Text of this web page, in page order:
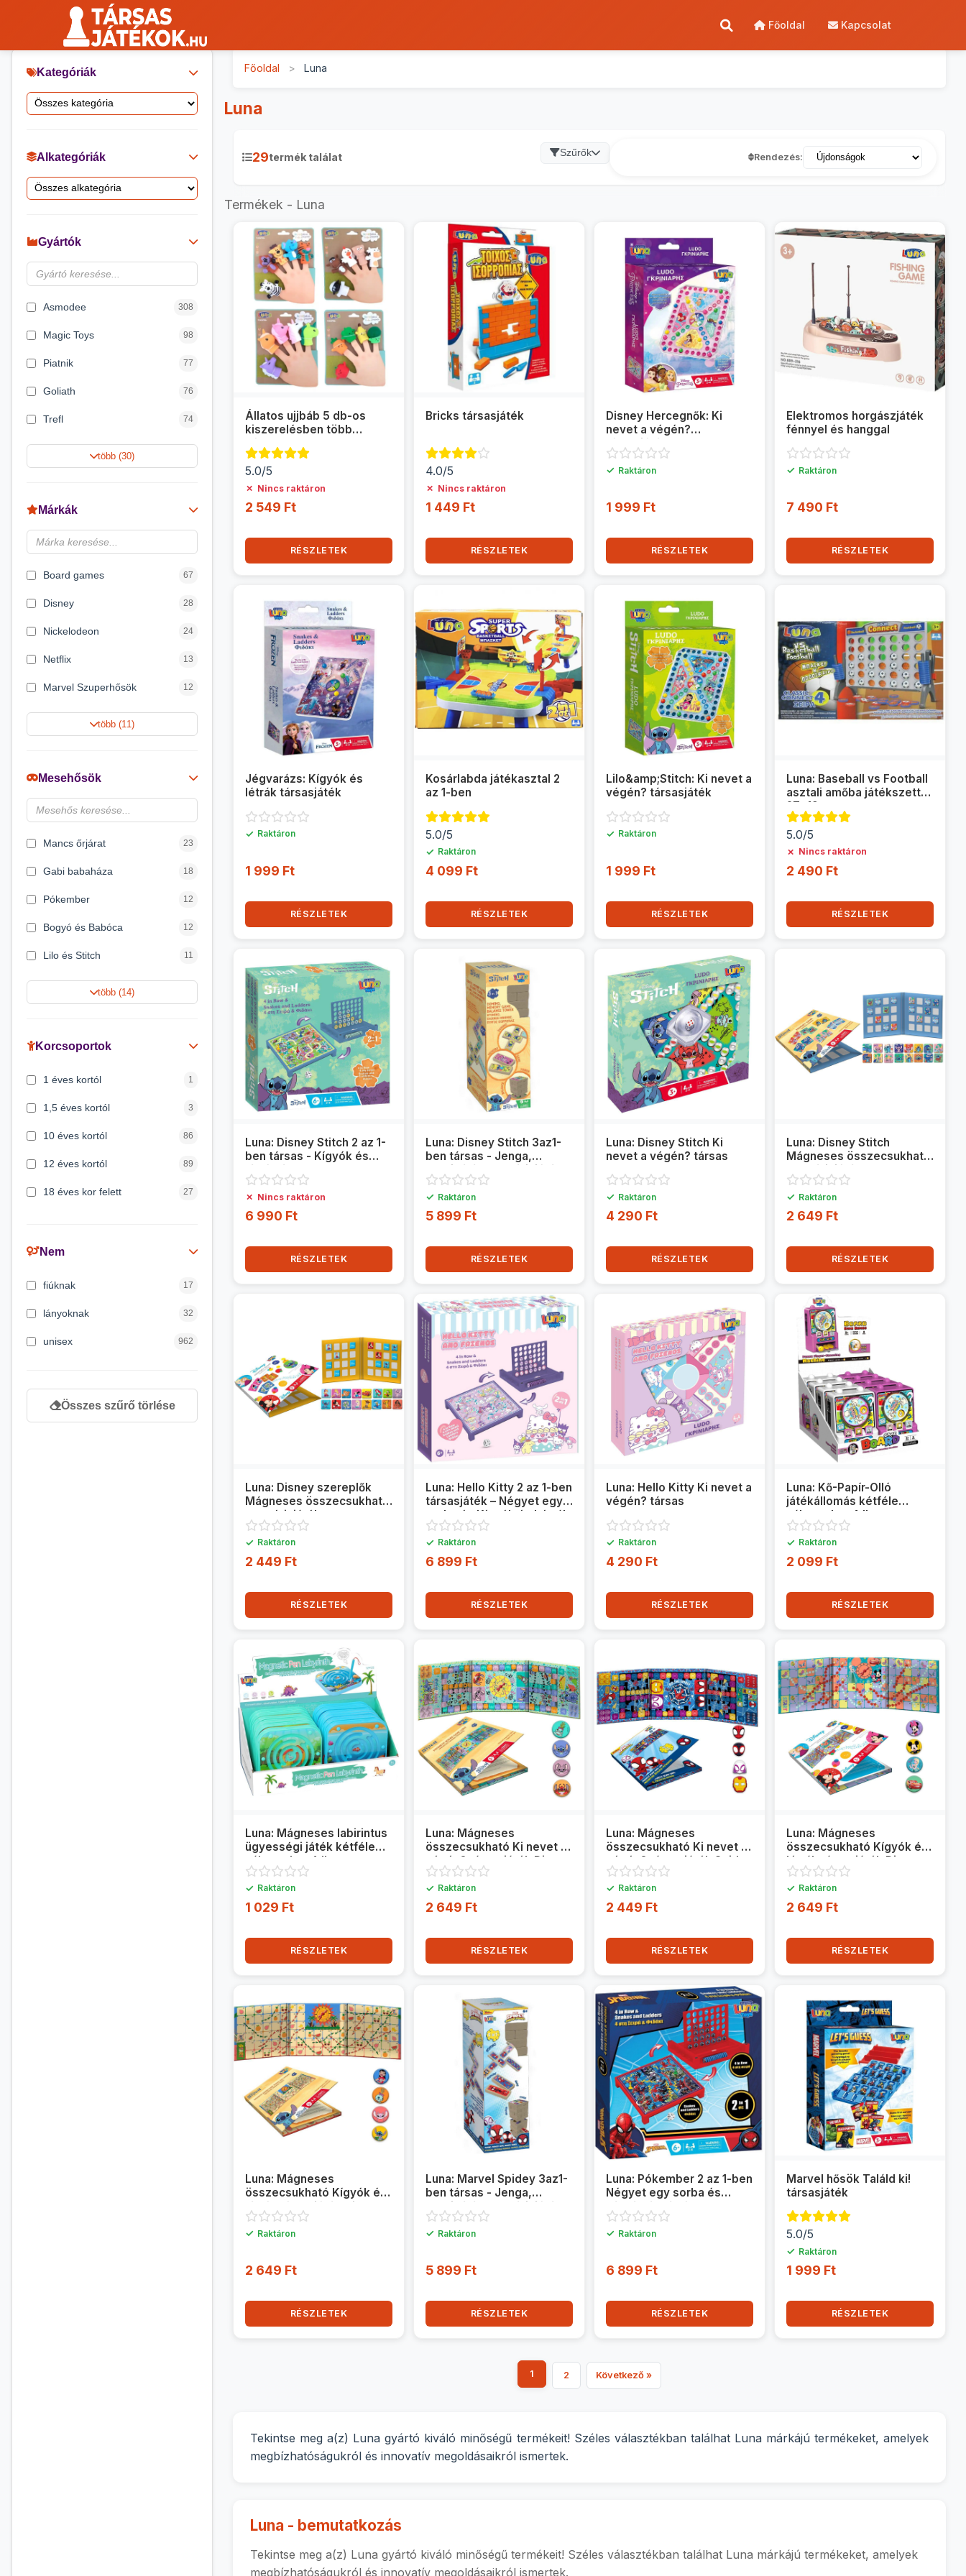
Főoldal Kapcsolat
Kategóriák
Alkategóriák
Gyártók
Asmodee 308
Magic Toys 98
Piatnik 77
Goliath 76
Trefl 74
Keller&Mayer 60
Spin Master
Delta Vision 28
több (30)
Márkák
Board games 67
Disney 28
Nickelodeon 24
Netflix 13
Marvel Szuperhősök 12
Rubik bűvös kocka 10
Noris
Disney hercegnők 6
több (11)
Mesehősök
Mancs őrjárat 23
Gabi babaháza 18
Pókember 12
Bogyó és Babóca 12
Lilo és Stitch 11
Harry Potter 9
több (14)
Korcsoportok
1 éves kortól 1
1,5 éves kortól 3
10 éves kortól 86
12 éves kortól 89
18 éves kor felett 27
3 éves kortól 200
7 éves kortól 53
Nem
fiúknak 17
lányoknak 32
unisex 962
Összes szűrő törlése
Főoldal > Luna
Luna
29termék találat Szűrők Rendezés:
Termékek - Luna
Állatos ujjbáb 5 db-os
kiszerelésben több
változatban
5.0/5
✗ Nincs raktáron
2 549 Ft
RÉSZLETEK
Bricks társasjáték
4.0/5
✗ Nincs raktáron
1 449 Ft
RÉSZLETEK
Disney Hercegnők: Ki
nevet a végén?
társasjáték
✓ Raktáron
1 999 Ft
RÉSZLETEK
Elektromos horgászjáték
fénnyel és hanggal
✓ Raktáron
7 490 Ft
RÉSZLETEK
Jégvarázs: Kígyók és
létrák társasjáték
✓ Raktáron
1 999 Ft
RÉSZLETEK
Kosárlabda játékasztal 2
az 1-ben
5.0/5
✓ Raktáron
4 099 Ft
RÉSZLETEK
Lilo&amp;Stitch: Ki nevet a
végén? társasjáték
✓ Raktáron
1 999 Ft
RÉSZLETEK
Luna: Baseball vs Football
asztali amőba játékszett
27x19cm
5.0/5
✗ Nincs raktáron
2 490 Ft
RÉSZLETEK
Luna: Disney Stitch 2 az 1-
ben társas - Kígyók és
létrák és 4-et egy sorba
✗ Nincs raktáron
6 990 Ft
RÉSZLETEK
Luna: Disney Stitch 3az1-
ben társas - Jenga,
Dominó és Memóriajáték
✓ Raktáron
5 899 Ft
RÉSZLETEK
Luna: Disney Stitch Ki
nevet a végén? társas
✓ Raktáron
4 290 Ft
RÉSZLETEK
Luna: Disney Stitch
Mágneses összecsukható
memóriajáték
✓ Raktáron
2 649 Ft
RÉSZLETEK
Luna: Disney szereplők
Mágneses összecsukható
memóriajáték
✓ Raktáron
2 449 Ft
RÉSZLETEK
Luna: Hello Kitty 2 az 1-ben
társasjáték – Négyet egy
sorba és Kígyók és Létrák
✓ Raktáron
6 899 Ft
RÉSZLETEK
Luna: Hello Kitty Ki nevet a
végén? társas
✓ Raktáron
4 290 Ft
RÉSZLETEK
Luna: Kő-Papír-Olló
játékállomás kétféle
változatban 1db
✓ Raktáron
2 099 Ft
RÉSZLETEK
Luna: Mágneses labirintus
ügyességi játék kétféle
változatban 1db
✓ Raktáron
1 029 Ft
RÉSZLETEK
Luna: Mágneses
összecsukható Ki nevet a
végén? társasjáték Disney
Stitch szereplőkkel
✓ Raktáron
2 649 Ft
RÉSZLETEK
Luna: Mágneses
összecsukható Ki nevet a
végén? társasjáték Spidey
szereplőkkel
✓ Raktáron
2 449 Ft
RÉSZLETEK
Luna: Mágneses
összecsukható Kígyók és
létrák társasjáték Disney
mesehősökkel
✓ Raktáron
2 649 Ft
RÉSZLETEK
Luna: Mágneses
összecsukható Kígyók és
létrák társasjáték Disney
Stitch szereplőkkel
✓ Raktáron
2 649 Ft
RÉSZLETEK
Luna: Marvel Spidey 3az1-
ben társas - Jenga,
Dominó és Memóriajáték
✓ Raktáron
5 899 Ft
RÉSZLETEK
Luna: Pókember 2 az 1-ben
Négyet egy sorba és
Kígyók és létrák
társasjáték
✓ Raktáron
6 899 Ft
RÉSZLETEK
Marvel hősök Találd ki!
társasjáték
5.0/5
✓ Raktáron
1 999 Ft
RÉSZLETEK
1 2 Következő »
Tekintse meg a(z) Luna gyártó kiváló minőségű termékeit! Széles választékban találhat Luna márkájú termékeket, amelyek
megbízhatóságukról és innovatív megoldásaikról ismertek.
Luna - bemutatkozás
Tekintse meg a(z) Luna gyártó kiváló minőségű termékeit! Széles választékban találhat Luna márkájú termékeket, amelyek
megbízhatóságukról és innovatív megoldásaikról ismertek.